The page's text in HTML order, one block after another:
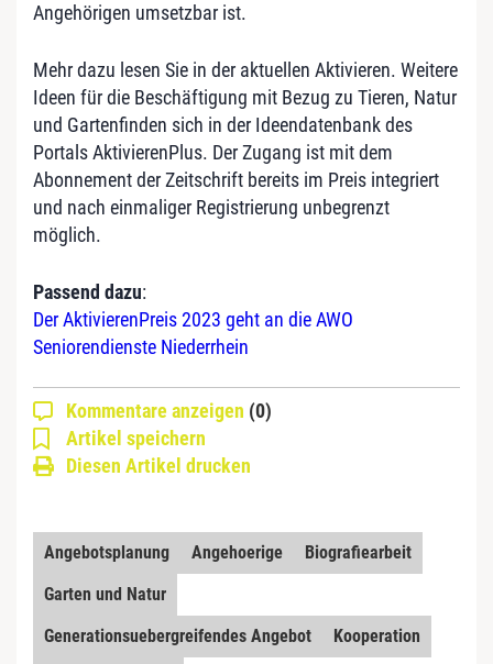
Angehörigen umsetzbar ist.
Mehr dazu lesen Sie in der aktuellen Aktivieren. Weitere
Ideen für die Beschäftigung mit Bezug zu Tieren, Natur
und Gartenfinden sich in der Ideendatenbank des
Portals AktivierenPlus. Der Zugang ist mit dem
Abonnement der Zeitschrift bereits im Preis integriert
und nach einmaliger Registrierung unbegrenzt
möglich.
Passend dazu:
Der AktivierenPreis 2023 geht an die AWO
Seniorendienste Niederrhein
Kommentare anzeigen (0)
Artikel speichern
Diesen Artikel drucken
Angebotsplanung Angehoerige
Biografiearbeit
Garten und Natur
Generationsuebergreifendes Angebot
Kooperation